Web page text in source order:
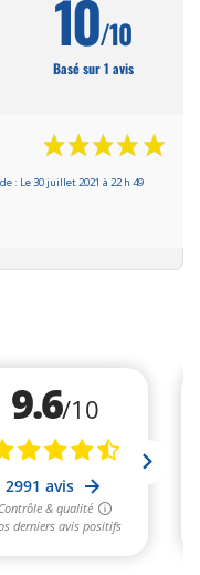
10/10
Basé sur 1 avis
: Le 30 juillet 2021 à 22 h 49